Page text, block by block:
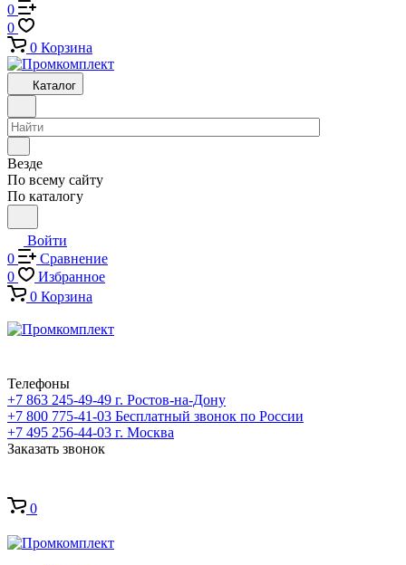
0
0
0 Корзина
Каталог
Везде
По всему сайту
По каталогу
Войти
0
Сравнение
0
Избранное
0 Корзина
Телефоны
+7 863 245-49-49 г. Ростов-на-Дону
+7 800 775-41-03 Бесплатный звонок по России
+7 495 256-44-03 г. Москва
Заказать звонок
0